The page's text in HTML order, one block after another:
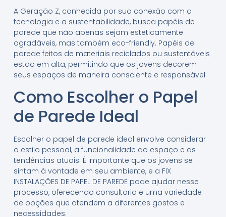
A Geração Z, conhecida por sua conexão com a
tecnologia e a sustentabilidade, busca papéis de
parede que não apenas sejam esteticamente
agradáveis, mas também eco-friendly. Papéis de
parede feitos de materiais reciclados ou sustentáveis
estão em alta, permitindo que os jovens decorem
seus espaços de maneira consciente e responsável.
Como Escolher o Papel
de Parede Ideal
Escolher o papel de parede ideal envolve considerar
o estilo pessoal, a funcionalidade do espaço e as
tendências atuais. É importante que os jovens se
sintam à vontade em seu ambiente, e a FIX
INSTALAÇÕES DE PAPEL DE PAREDE pode ajudar nesse
processo, oferecendo consultoria e uma variedade
de opções que atendem a diferentes gostos e
necessidades.